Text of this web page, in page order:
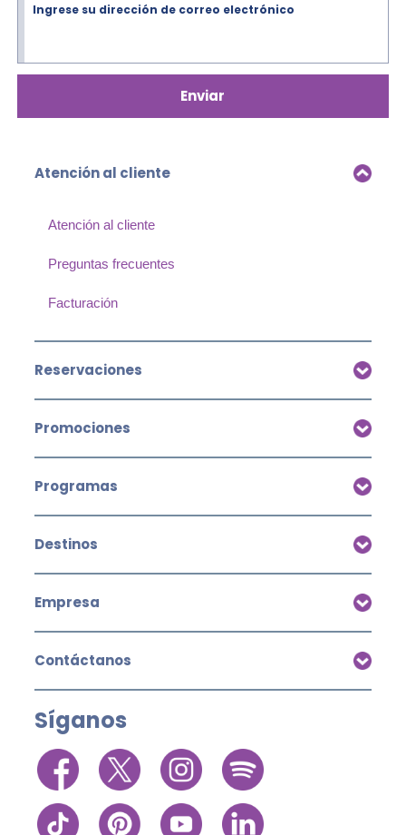
Ingrese su dirección de correo electrónico
Enviar
Atención al cliente
Atención al cliente
Preguntas frecuentes
Facturación
Reservaciones
Promociones
Programas
Destinos
Empresa
Contáctanos
Síganos